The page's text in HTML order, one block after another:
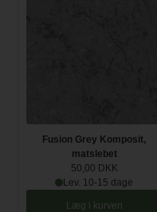
Fusion Grey Komposit,
matslebet
50,00 DKK
Lev. 10-15 dage
Læg i kurven